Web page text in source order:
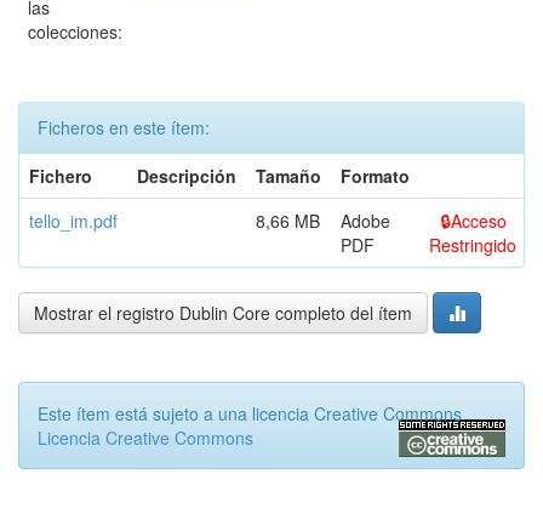
las
colecciones:
Ficheros en este ítem:
Fichero
Descripción Tamaño
Formato
tello_im.pdf
8,66 MB
Adobe
PDF
Acceso
Restringido
Mostrar el registro Dublin Core completo del ítem
Este ítem está sujeto a una licencia Creative Commons
Licencia Creative Commons